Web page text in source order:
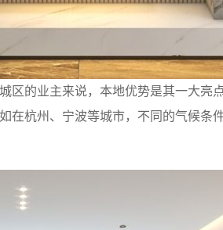
的业主来说，本地优势是其一大亮
杭州、宁波等城市，不同的气候条